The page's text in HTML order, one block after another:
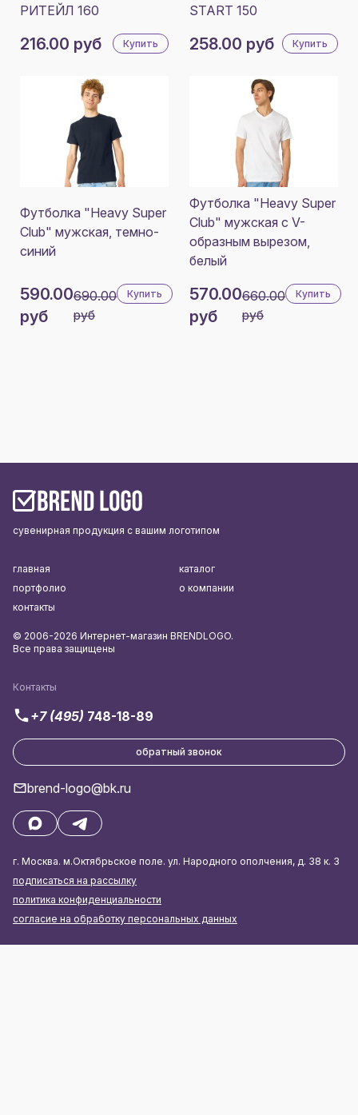
РИТЕЙЛ 160
216.00 руб Купить
START 150
258.00 руб Купить
Футболка "Heavy Super
Club" мужская, темно-
синий
590.00
руб
690.00
руб
Купить
Футболка "Heavy Super
Club" мужская с V-
образным вырезом,
белый
570.00
руб
660.00
руб
Купить
сувенирная продукция с вашим логотипом
Контакты
+7 (495) 748-18-89
обратный звонок
brend-logo@bk.ru
г. Москва. м.Октябрьское поле. ул. Народного ополчения, д. 38 к. 3
подписаться на рассылку
политика конфиденциальности
согласие на обработку персональных данных
главная
каталог
портфолио
о компании
контакты
© 2006-2026 Интернет-магазин BRENDLOGO.
Все права защищены